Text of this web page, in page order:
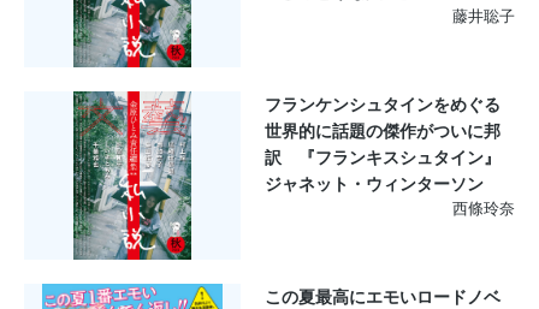
藤井聡子
フランケンシュタインをめぐる
世界的に話題の傑作がついに邦
訳 『フランキスシュタイン』
ジャネット・ウィンターソン
西條玲奈
この夏最高にエモいロードノベ